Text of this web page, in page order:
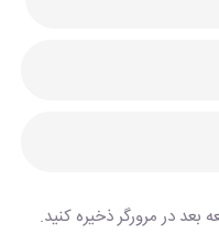
بعد در مرورگر ذخیره کنید.